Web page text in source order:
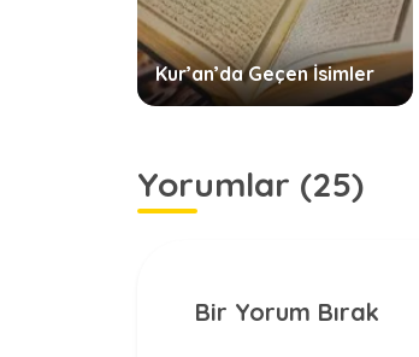
Kur’an’da Geçen İsimler
Yorumlar (25)
Bir Yorum Bırak